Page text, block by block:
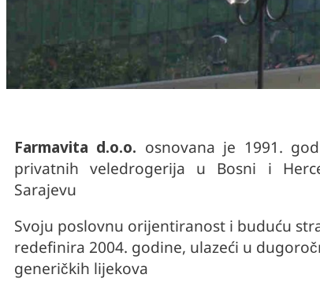
Farmavita d.o.o. osnovana je 1991.
privatnih veledrogerija u Bosni i
Sarajevu
Svoju poslovnu orijentiranost i buduću
redefinira 2004. godine, ulazeći u
generičkih lijekova